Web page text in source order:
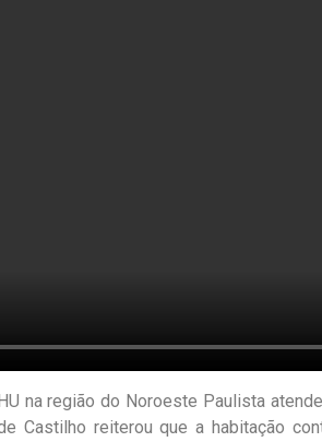
na região do Noroeste Paulista
Castilho reiterou que a habitação